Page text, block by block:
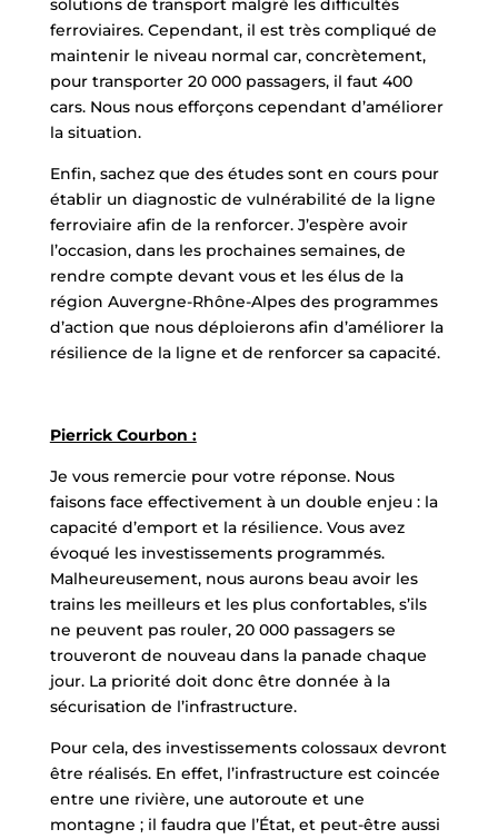
solutions de transport malgré les difficultés
ferroviaires. Cependant, il est très compliqué de
maintenir le niveau normal car, concrètement,
pour transporter 20 000 passagers, il faut 400
cars. Nous nous efforçons cependant d’améliorer
la situation.
Enfin, sachez que des études sont en cours pour
établir un diagnostic de vulnérabilité de la ligne
ferroviaire afin de la renforcer. J’espère avoir
l’occasion, dans les prochaines semaines, de
rendre compte devant vous et les élus de la
région Auvergne-Rhône-Alpes des programmes
d’action que nous déploierons afin d’améliorer la
résilience de la ligne et de renforcer sa capacité.
Pierrick Courbon :
Je vous remercie pour votre réponse. Nous
faisons face effectivement à un double enjeu : la
capacité d’emport et la résilience. Vous avez
évoqué les investissements programmés.
Malheureusement, nous aurons beau avoir les
trains les meilleurs et les plus confortables, s’ils
ne peuvent pas rouler, 20 000 passagers se
trouveront de nouveau dans la panade chaque
jour. La priorité doit donc être donnée à la
sécurisation de l’infrastructure.
Pour cela, des investissements colossaux devront
être réalisés. En effet, l’infrastructure est coincée
entre une rivière, une autoroute et une
montagne ; il faudra que l’État, et peut-être aussi